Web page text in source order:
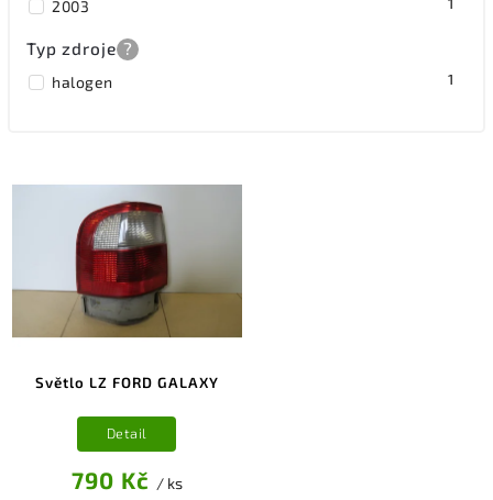
2003 1
Typ zdroje ?
halogen 1
Světlo LZ FORD GALAXY
790 Kč / ks
Detail